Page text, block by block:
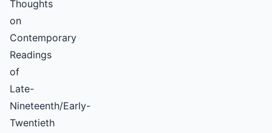
Thoughts
on
Contemporary
Readings
of
Late-
Nineteenth/Early-
Twentieth